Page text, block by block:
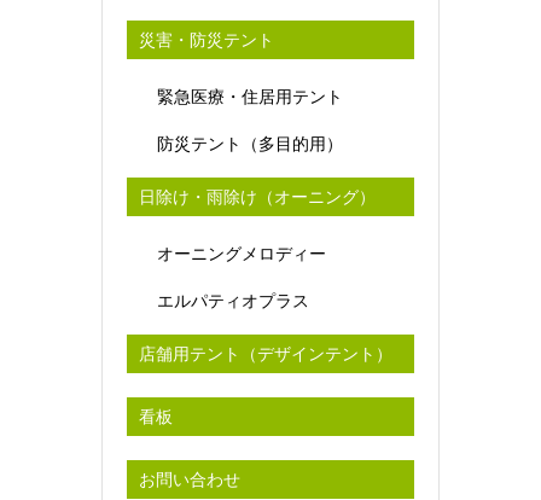
災害・防災テント
緊急医療・住居用テント
防災テント（多目的用）
日除け・雨除け（オーニング）
オーニングメロディー
エルパティオプラス
店舗用テント（デザインテント）
看板
お問い合わせ